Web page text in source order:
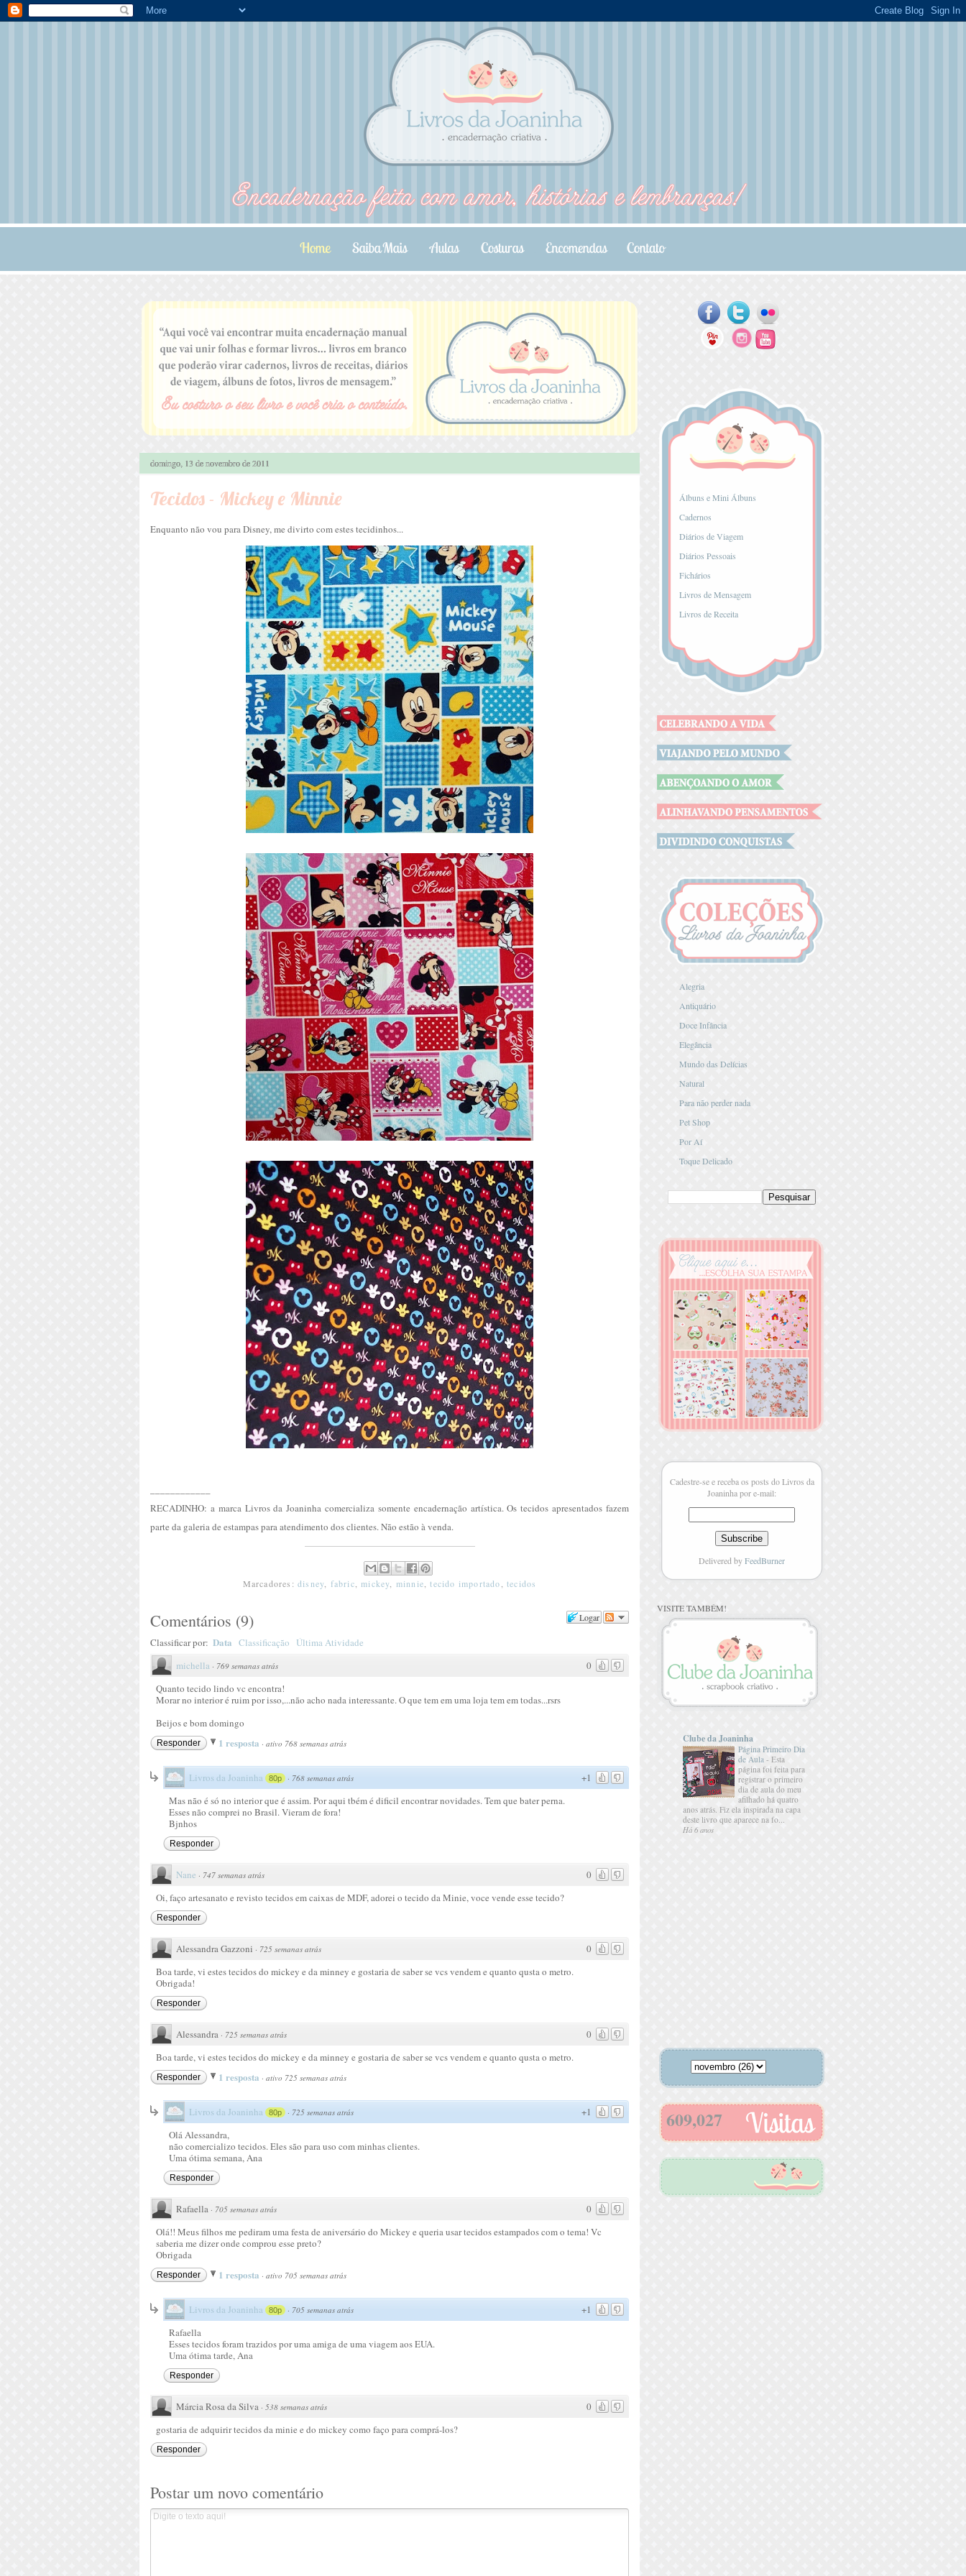
domingo, 13 de novembro de 2011
Tecidos - Mickey e Minnie
Enquanto não vou para Disney, me divirto com estes tecidinhos...
RECADINHO: a marca Livros da Joaninha comercializa somente encadernação artística. Os tecidos apresentados fazem
parte da galeria de estampas para atendimento dos clientes. Não estão à venda.
Marcadores: disney fabric mickey minnie ,tecido importado ,tecidos
Logar
Comentários (9)
Classificar por: Data Classificação
Última Atividade
0
michella · 769 semanas atrás
Quanto tecido lindo vc encontra!
Morar no interior é ruim por isso,...não acho nada interessante. O que tem em uma loja tem em todas...rsrs
Beijos e bom domingo
Responder 1 resposta · ativo 768 semanas atrás
+1
Livros da Joaninha 80p · 768 semanas atrás
Mas não é só no interior que é assim. Por aqui tbém é dificil encontrar novidades. Tem que bater perna.
Esses não comprei no Brasil. Vieram de fora!
Bjnhos
Responder
0
Nane · 747 semanas atrás
Oi, faço artesanato e revisto tecidos em caixas de MDF, adorei o tecido da Minie, voce vende esse tecido?
Responder
0
Alessandra Gazzoni · 725 semanas atrás
Boa tarde, vi estes tecidos do mickey e da minney e gostaria de saber se vcs vendem e quanto qusta o metro.
Obrigada!
Responder
0
Alessandra · 725 semanas atrás
Boa tarde, vi estes tecidos do mickey e da minney e gostaria de saber se vcs vendem e quanto qusta o metro.
Responder 1 resposta · ativo 725 semanas atrás
+1
Livros da Joaninha 80p · 725 semanas atrás
Olá Alessandra,
não comercializo tecidos. Eles são para uso com minhas clientes.
Uma ótima semana, Ana
Responder
0
Rafaella · 705 semanas atrás
Olá!! Meus filhos me pediram uma festa de aniversário do Mickey e queria usar tecidos estampados com o tema! Vc
saberia me dizer onde comprou esse preto?
Obrigada
Responder 1 resposta · ativo 705 semanas atrás
+1
Livros da Joaninha 80p · 705 semanas atrás
Rafaella
Esses tecidos foram trazidos por uma amiga de uma viagem aos EUA.
Uma ótima tarde, Ana
Responder
0
Márcia Rosa da Silva · 538 semanas atrás
gostaria de adquirir tecidos da minie e do mickey como faço para comprá-los?
Responder
Postar um novo comentário
Álbuns e Mini Álbuns
Cadernos
Diários de Viagem
Diários Pessoais
Fichários
Livros de Mensagem
Livros de Receita
Alegria
Antiquário
Doce Infância
Elegância
Mundo das Delícias
Natural
Para não perder nada
Pet Shop
Por Aí
Toque Delicado
Cadestre-se e receba os posts do Livros da
Joaninha por e-mail:
Delivered byFeedBurner
VISITE TAMBÉM!
Clube da Joaninha
Página Primeiro Dia
de Aula - Esta
página foi feita para
registrar o primeiro
dia de aula do meu
afilhado há quatro
anos atrás. Fiz ela inspirada na capa
deste livro que aparece na fo...
Há 6 anos
609,027